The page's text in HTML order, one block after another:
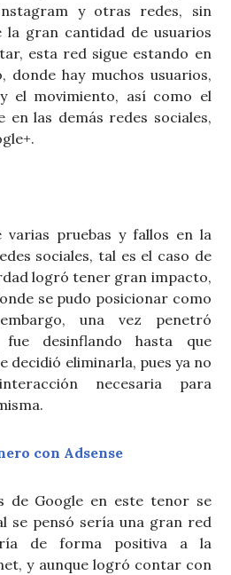
y otras redes, sin
la gran cantidad de usuarios
esta red sigue estando en
donde hay muchos usuarios,
el movimiento, así como el
en las demás redes sociales,
varias pruebas y fallos en la
sociales, tal es el caso de
logró tener gran impacto,
se pudo posicionar como
una vez penetró
desinflando hasta que
decidió eliminarla, pues ya no
necesaria para
con Adsense
de Google en este tenor se
se pensó sería una gran red
de forma positiva a la
y aunque logró contar con